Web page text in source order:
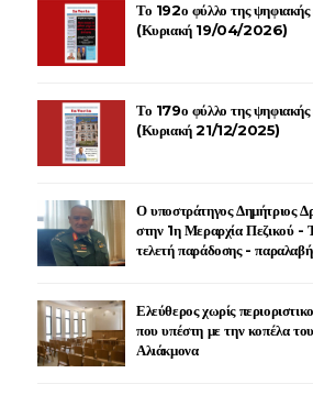
Το 192ο φύλλο της
(Κυριακή 19/04/2026)
Το 179ο φύλλο της
(Κυριακή 21/12/2025)
Ο υποστράτηγος Δημήτριος
στην 1η Μεραρχία Πεζικού
τελετή παράδοσης -
Ελεύθερος χωρίς
που υπέστη με την κοπέλα
Αλιάκμονα